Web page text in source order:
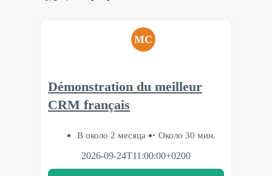
MC
Démonstration du meilleur
CRM français
В около 2 месяца
Около 30 мин.
2026-09-24T11:00:00+0200